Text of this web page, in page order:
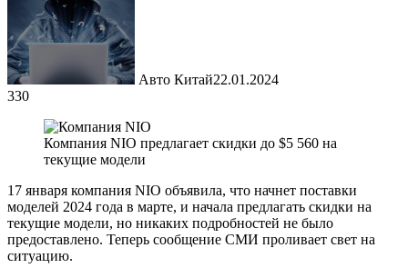
Авто Китай22.01.2024
330
Компания NIO предлагает скидки до $5 560 на
текущие модели
17 января компания NIO объявила, что начнет поставки
моделей 2024 года в марте, и начала предлагать скидки на
текущие модели, но никаких подробностей не было
предоставлено. Теперь сообщение СМИ проливает свет на
ситуацию.